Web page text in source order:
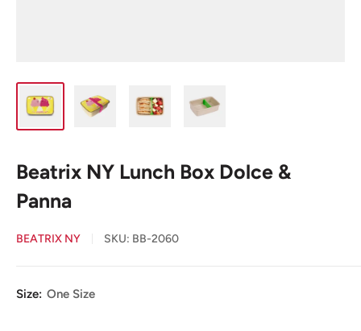
Beatrix NY Lunch Box Dolce &
Panna
BEATRIX NY SKU: BB-2060
Size: One Size